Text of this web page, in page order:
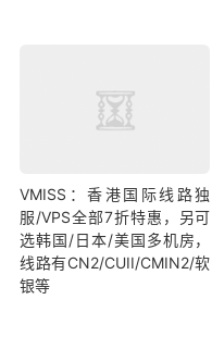
VMISS：香港国际线路独
服/VPS全部7折特惠，另可
选韩国/日本/美国多机房，
线路有CN2/CUII/CMIN2/软
银等